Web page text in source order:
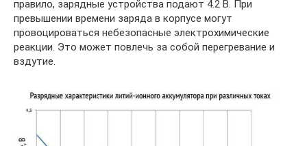
правило, зарядные устройства подают 4.2 В. При
превышении времени заряда в корпусе могут
провоцироваться небезопасные электрохимические
реакции. Это может повлечь за собой перегревание и
вздутие.